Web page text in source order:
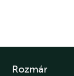
Rozmár